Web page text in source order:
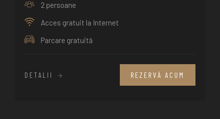
2 persoane
Acces gratuit la Internet
Parcare gratuită
DETALII REZERVĂ ACUM